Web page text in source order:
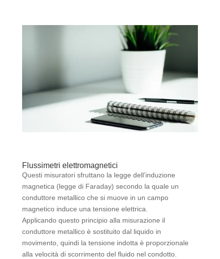
Flussimetri elettromagnetici
Questi misuratori sfruttano la legge dell’induzione
magnetica (legge di Faraday) secondo la quale un
conduttore metallico che si muove in un campo
magnetico induce una tensione elettrica.
Applicando questo principio alla misurazione il
conduttore metallico è sostituito dal liquido in
movimento, quindi la tensione indotta è proporzionale
alla velocità di scorrimento del fluido nel condotto.